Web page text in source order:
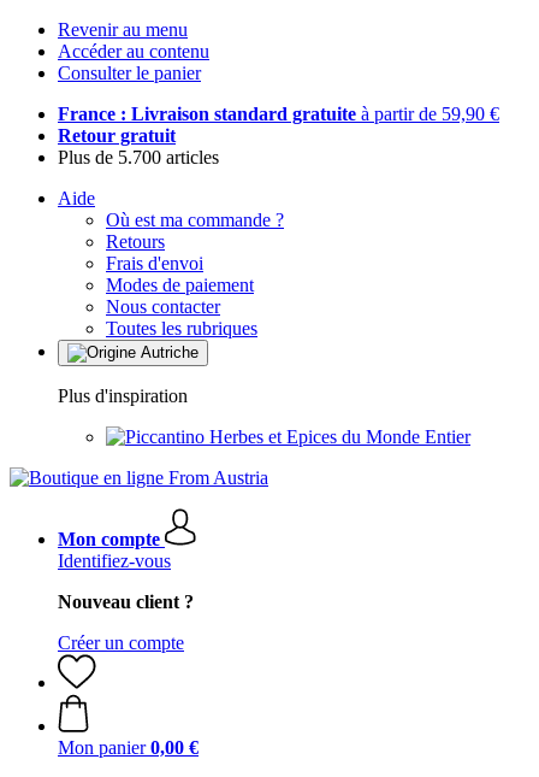
Revenir au menu
Accéder au contenu
Consulter le panier
France : Livraison standard gratuite à partir de 59,90 €
Retour gratuit
Plus de 5.700 articles
Aide
Où est ma commande ?
Retours
Frais d'envoi
Modes de paiement
Nous contacter
Toutes les rubriques
Plus d'inspiration
Herbes et Epices du Monde Entier
Mon compte
Identifiez-vous
Nouveau client ?
Créer un compte
Mon panier 0,00 €